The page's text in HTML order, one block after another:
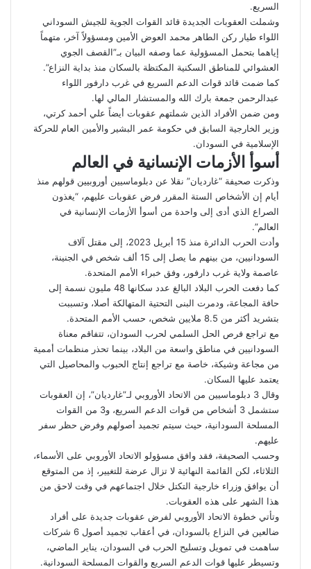
السريع.
وشملت العقوبات الجديدة قائد القوات الجوية للجيش السوداني
اللواء طيار ركن الطاهر محمد العوض الأمين ومسؤولاً آخر، متهماً
إياهما بتحمل المسؤولية عما وصفه البيان بـ”القصف الجوي
العشوائي للمناطق السكنية المكتظة بالسكان منذ بداية النزاع”.
كما ضمت قائد قوات الدعم السريع في غرب دارفور اللواء
عبدالرحمن جمعة بارك الله والمستشار المالي لها.
ومن ضمن الأفراد الذين شملتهم عقوبات أيضاً علي أحمد كرتي،
وزير الخارجية السابق في حكومة عمر البشير والأمين العام للحركة
الإسلامية في السودان.
أسوأ الأزمات الإنسانية في العالم
وذكرت صحيفة “غارديان” نقلا عن دبلوماسيين أوروبيين قولهم منذ
أيام إن الأشخاص الستة المقرر فرض عقوبات عليهم، “يغذون
الصراع الذي أدى إلى واحدة من أسوأ الأزمات الإنسانية في
العالم”.
وأدت الحرب الدائرة منذ 15 أبريل 2023، إلى مقتل آلاف
السودانيين، من بينهم ما يصل إلى 15 ألف شخص في الجنينة،
عاصمة ولاية غرب دارفور، وفق خبراء الأمم المتحدة.
كما دفعت الحرب البلاد البالغ عدد سكانها 48 مليون نسمة إلى
حافة المجاعة، ودمرت البنى التحتية المتهالكة أصلا، وتسببت
بتشريد أكثر من 8.5 ملايين شخص، حسب الأمم المتحدة.
مع تراجع فرص الحل السلمي لحرب السودان، تتفاقم معناة
السودانيين في مناطق واسعة من البلاد، بينما تحذر منظمات أممية
من مجاعة وشيكة، خاصة مع تراجع إنتاج الحبوب والمحاصيل التي
يعتمد عليها السكان.
وقال 3 دبلوماسيين من الاتحاد الأوروبي لـ”غارديان”، إن العقوبات
ستشمل 3 أشخاص من قوات الدعم السريع، و3 من القوات
المسلحة السودانية، حيث سيتم تجميد أصولهم وفرض حظر سفر
عليهم.
وحسب الصحيفة، فقد وافق مسؤولو الاتحاد الأوروبي على الأسماء،
الثلاثاء، لكن القائمة النهائية لا تزال عرضة للتغيير، إذ من المتوقع
أن يوافق وزراء خارجية التكتل خلال اجتماعهم في وقت لاحق من
هذا الشهر على هذه العقوبات.
وتأتي خطوة الاتحاد الأوروبي لفرض عقوبات جديدة على أفراد
ضالعين في النزاع بالسودان، في أعقاب تجميد أصول 6 شركات
ساهمت في تمويل وتسليح الحرب في السودان، يناير الماضي،
وتسيطر عليها قوات الدعم السريع والقوات المسلحة السودانية.